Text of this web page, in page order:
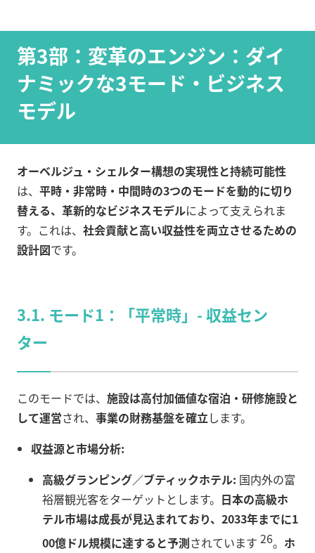
第3部：変革のエンジン：ダイ
ナミックな3モード・ビジネス
モデル
オーベルジュ・シェルター構想の実現性と持続可能性
は、 平時・非常時・中間時の3つのモードを動的に切り
替える、革新的なビジネスモデルによって支えられま
す。これは、 社会貢献と高い収益性を両立させるための
設計図です。
3.1. モード1：「平常時」- 収益セン
ター
このモードでは、 施設は高付加価値な宿泊・研修施設と
して運営され、 事業の財務基盤を確立します。
収益源と市場分析:
高級グランピング／ブティックホテル: 国内外の富
裕層観光客をターゲットとします。 日本の高級ホ
テル市場は成長が見込まれており、2033年までに1
00億ドル規模に達すると予測されています 26。 ホ